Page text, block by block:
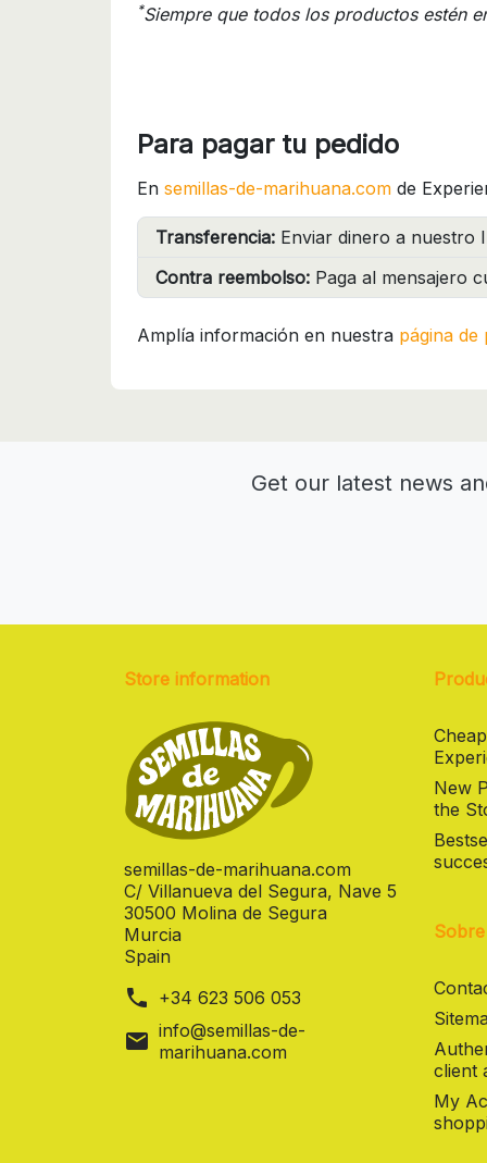
*Siempre que todos los productos estén
Para pagar tu pedido
En semillas-de-marihuana.com de
Transferencia: Enviar dinero a nuestro
Contra reembolso: Paga al mensajero
Amplía información en nuestra página de
Get our latest news
Store information
semillas-de-marihuana.com
C/ Villanueva del Segura, Nave 5
30500 Molina de Segura
Murcia
Spain
phone +34 623 506 053
mail info@semillas-de-
marihuana.com
New
the
client
My